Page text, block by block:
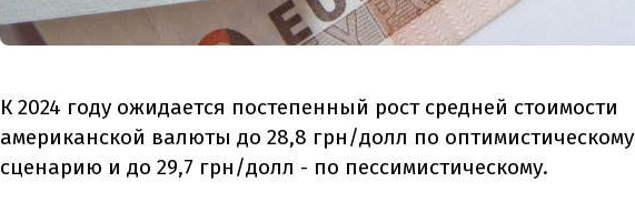
К 2024 году ожидается постепенный рост средней стоимости
американской валюты до 28,8 грн/долл по оптимистическому
сценарию и до 29,7 грн/долл - по пессимистическому.